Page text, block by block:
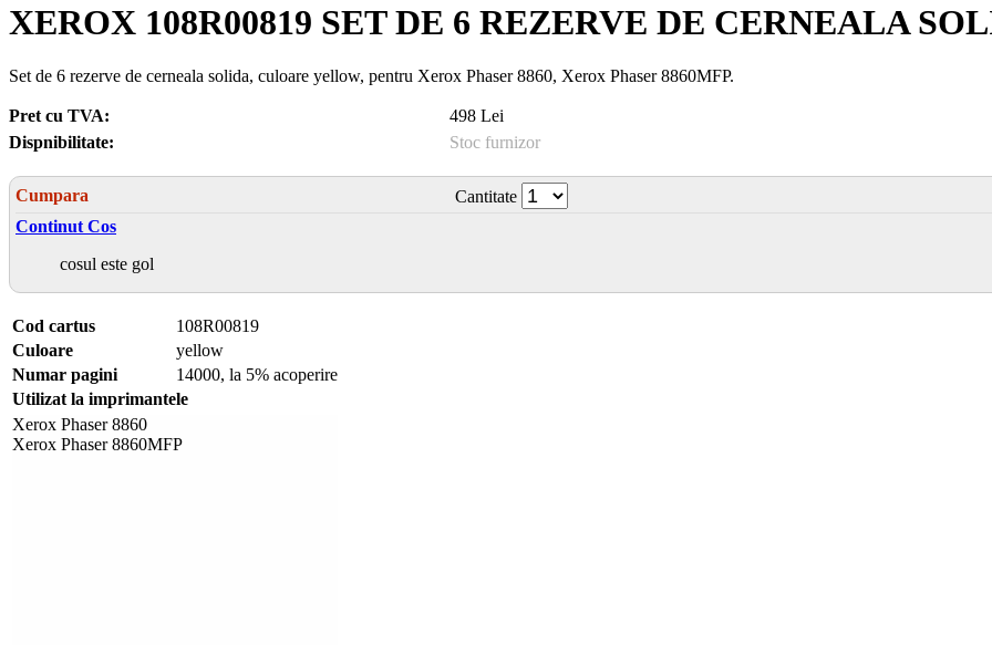
XEROX 108R00819 SET DE 6 REZERVE DE CERNEALA
Set de 6 rezerve de cerneala solida, culoare yellow, pentru Xerox Phaser 8860, Xerox Phaser 8860MFP.
Pret cu TVA:
498 Lei
Dispnibilitate:
Stoc furnizor
Cumpara
Cantitate
Continut Cos
cosul este gol
Cod cartus
108R00819
Culoare
yellow
Numar pagini
14000, la 5% acoperire
Utilizat la imprimantele
Xerox Phaser 8860
Xerox Phaser 8860MFP